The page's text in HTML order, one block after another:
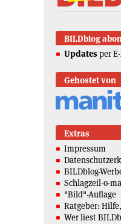
BILDblog
Updates per
Gehostet von
Extras
Impressum
BILDblog-
Schlagzeil-o-
"Bild"-Auflage
Ratgeber:
Wer liest